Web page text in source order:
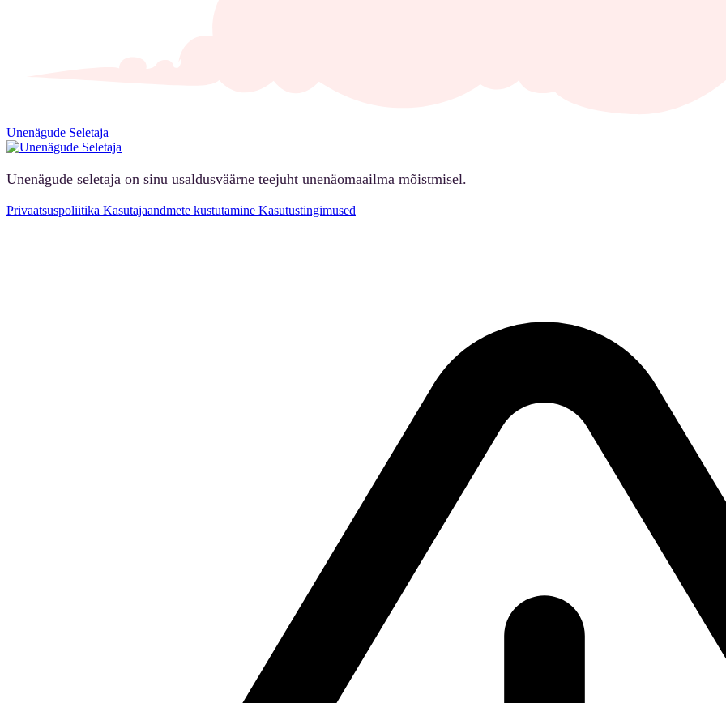
Unenägude Seletaja
Unenägude seletaja on sinu usaldusväärne teejuht unenäomaailma mõistmisel.
Privaatsuspoliitika Kasutajaandmete kustutamine Kasutustingimused